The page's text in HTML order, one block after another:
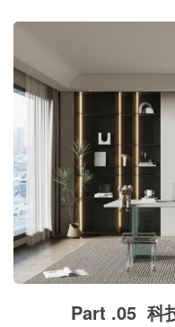
Part .05 科